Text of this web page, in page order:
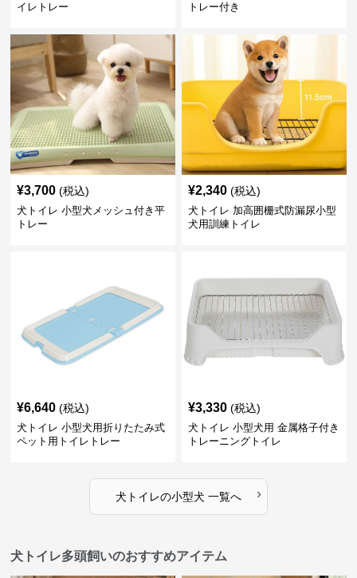
イレトレー
トレー付き
¥3,700 (税込)
犬トイレ 小型犬メッシュ付き平
トレー
¥2,340 (税込)
犬トイレ 加高囲栅式防漏尿小型
犬用訓練トイレ
¥6,640 (税込)
犬トイレ 小型犬用折りたたみ式
ペット用トイレトレー
¥3,330 (税込)
犬トイレ 小型犬用 金属格子付き
トレーニングトイレ
犬トイレの小型犬 一覧へ ›
犬トイレ多頭飼いのおすすめアイテム